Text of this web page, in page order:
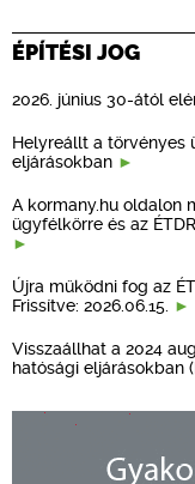
ÉPÍTÉSI JOG
2026. június 30-ától
Helyreállt a törvényes
eljárásokban
A kormany.hu oldalon
ügyfélkörre és az
Újra működni fog az
Frissítve: 2026.06.15.
Visszaállhat a 2024
hatósági eljárásokban